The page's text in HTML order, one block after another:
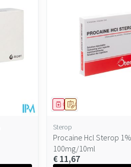
Op voorschrift
Geneesmiddel
Sterop
Procaine Hcl Sterop
100mg/10ml
€ 11,67